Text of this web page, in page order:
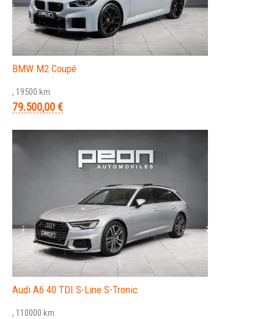
BMW M2 Coupé
, 19500 km
79.500,00 €
Audi A6 40 TDI S-Line S-Tronic
, 110000 km